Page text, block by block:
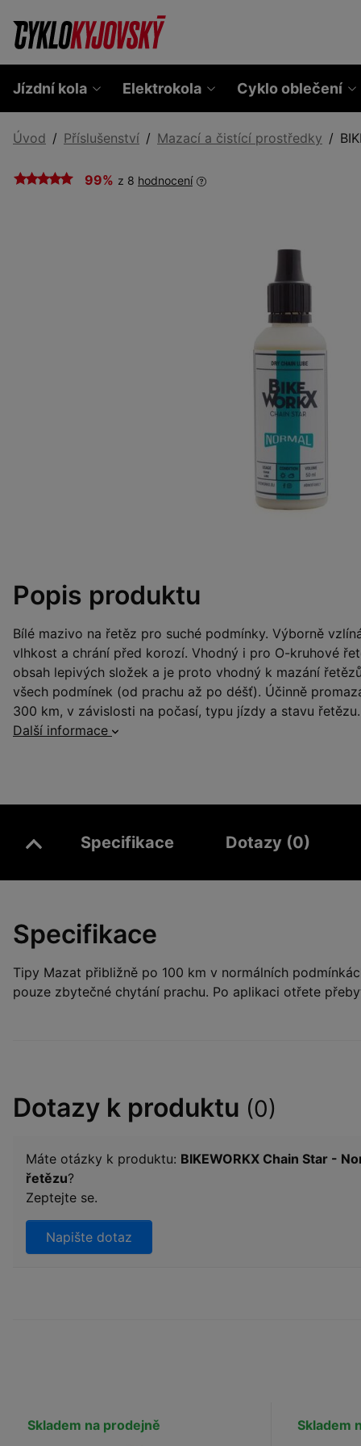
Jízdní kola Elektrokola Cyklo oblečení
Úvod Příslušenství Mazací a čistící prostředky
99% z 8 hodnocení
Popis produktu
Bílé mazivo na řetěz pro suché podmínky. Výborně
vlhkost a chrání před korozí. Vhodný i pro O-kruhové
obsah lepivých složek a je proto vhodný k mazání
všech podmínek (od prachu až po déšť). Účinně
300 km, v závislosti na počasí, typu jízdy a stavu řetězu.
Další informace
Specifikace Dotazy (0)
Specifikace
Tipy Mazat přibližně po 100 km v normálních
pouze zbytečné chytání prachu. Po aplikaci otřete
Dotazy k produktu (0)
Máte otázky k produktu: BIKEWORKX Chain Star -
řetězu?
Zeptejte se.
Napište dotaz
Skladem na prodejně Skladem